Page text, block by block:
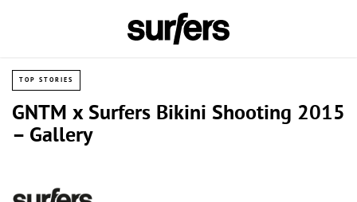
TOP STORIES
GNTM x Surfers Bikini Shooting 2015
– Gallery